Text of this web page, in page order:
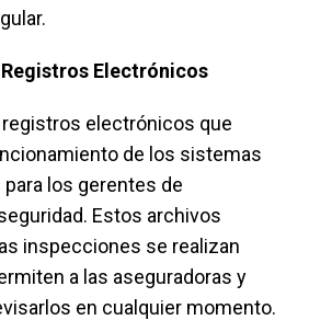
Electrónicos
electrónicos que
de los sistemas
los gerentes de
Estos archivos
inspecciones se realizan
a las aseguradoras y
en cualquier momento.